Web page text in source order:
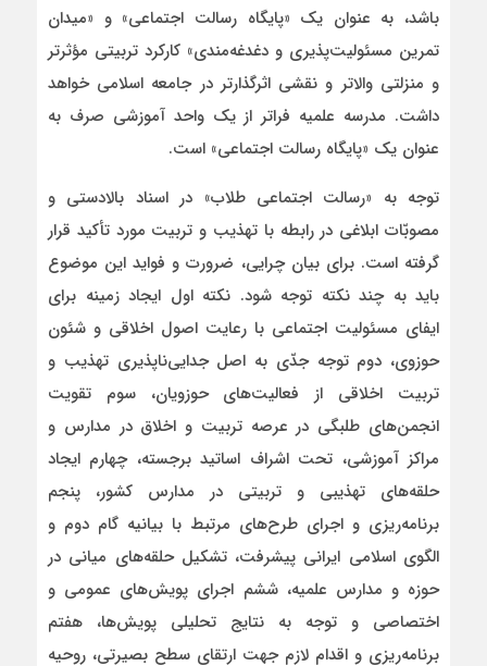
باشد، به عنوان یک «پایگاه رسالت اجتماعی» و «میدان
تمرین مسئولیت‌پذیری و دغدغه‌مندی» کارکرد تربیتی مؤثرتر
و منزلتی والاتر و نقشی اثرگذارتر در جامعه اسلامی خواهد
داشت. مدرسه علمیه فراتر از یک واحد آموزشی صرف به
عنوان یک «پایگاه رسالت اجتماعی» است.
توجه به «رسالت اجتماعی طلاب» در اسناد بالادستی و
مصوبّات ابلاغی در رابطه با تهذیب و تربیت مورد تأکید قرار
گرفته است. برای بیان چرایی، ضرورت و فواید این موضوع
باید به چند نکته توجه شود. نکته اول ایجاد زمینه برای
ایفای مسئولیت اجتماعی با رعایت اصول اخلاقی و شئون
حوزوی، دوم توجه جدّی به اصل جدایی‌ناپذیری تهذیب و
تربیت اخلاقی از فعالیت‌های حوزویان، سوم تقویت
انجمن‌های طلبگی در عرصه تربیت و اخلاق در مدارس و
مراکز آموزشی، تحت اشراف اساتید برجسته، چهارم ایجاد
حلقه‌های تهذیبی و تربیتی در مدارس کشور، پنجم
برنامه‌ریزی و اجرای طرح‌های مرتبط با بیانیه گام دوم و
الگوی اسلامی ایرانی پیشرفت، تشکیل حلقه‌های میانی در
حوزه و مدارس علمیه، ششم اجرای پویش‌های عمومی و
اختصاصی و توجه به نتایج تحلیلی پویش‌ها، هفتم
برنامه‌ریزی و اقدام لازم جهت ارتقای سطح بصیرتی، روحیه